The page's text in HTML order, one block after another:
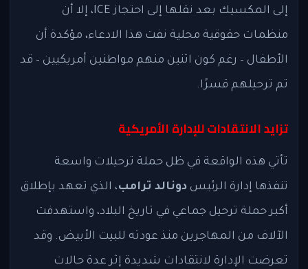
إلى المكسيك بعد نقلها إلى احتجاز ICE، إلا أن
منظمات حقوقية محلية نفت هذا الادعاء، مؤكدة أن
الأطفال – رغم كون اثنين منهم مواطنين أمريكيين – قد
تم ترحيلهم قسرًا.
تزايد الانتقادات للإدارة الأمريكية
تأتي هذه الواقعة في ظل حملة ترحيلات واسعة
تنفذها إدارة الرئيس دونالد ترامب، الذي تعهد بإطلاق
أكبر حملة ترحيل جماعي في تاريخ البلاد، واستهدفت
الآلاف من المهاجرين منذ عودته للبيت الأبيض. وقد
تعرضت الإدارة لانتقادات شديدة إثر عدة حالات